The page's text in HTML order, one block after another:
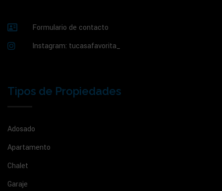
Formulario de contacto
Instagram: tucasafavorita_
Tipos de Propiedades
Adosado
Apartamento
Chalet
Garaje